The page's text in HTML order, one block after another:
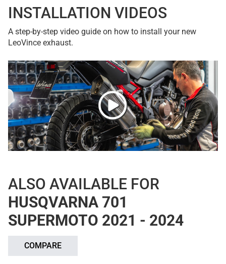
INSTALLATION VIDEOS
A step-by-step video guide on how to install your new
LeoVince exhaust.
ALSO AVAILABLE FOR
HUSQVARNA 701
SUPERMOTO 2021 - 2024
COMPARE